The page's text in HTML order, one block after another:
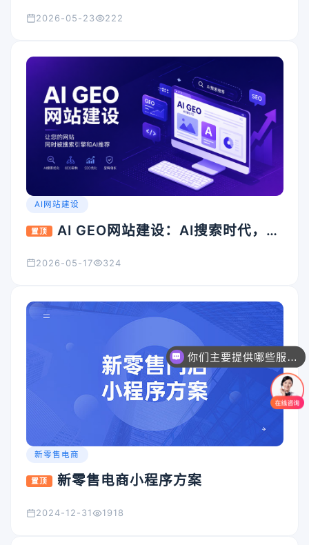
2026-05-23 222
AI网站建设
置顶
AI GEO网站建设：AI搜索时代，企
2026-05-17 324
新零售电商
置顶 新零售电商小程序方案
2024-12-31 1918
你们主要提供哪些服务？可以根据需求定制吗？